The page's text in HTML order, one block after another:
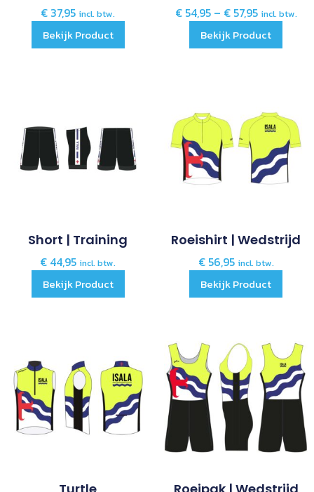
€ 37,95 incl. btw.
Bekijk Product
€54,95– €57,95 incl. btw.
Bekijk Product
Short | Training
€ 44,95 incl. btw.
Bekijk Product
Roeishirt | Wedstrijd
€56,95 incl. btw.
Bekijk Product